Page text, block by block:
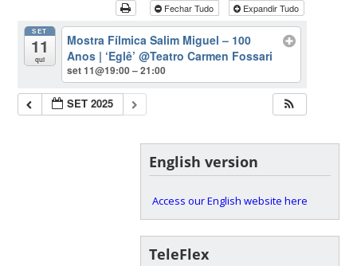
Fechar Tudo Expandir Tudo
SET
11
qui
Mostra Fílmica Salim Miguel – 100
Anos | ‘Eglê’@Teatro Carmen Fossari
set 11@19:00 – 21:00
SET 2025
English version
Access our English website here
TeleFlex